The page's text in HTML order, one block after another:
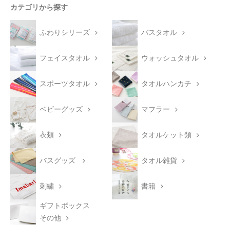
カテゴリから探す
ふわりシリーズ バスタオル
フェイスタオル ウォッシュタオル
スポーツタオル タオルハンカチ
ベビーグッズ マフラー
衣類 タオルケット類
バスグッズ タオル雑貨
刺繍 書籍
ギフトボックス
その他